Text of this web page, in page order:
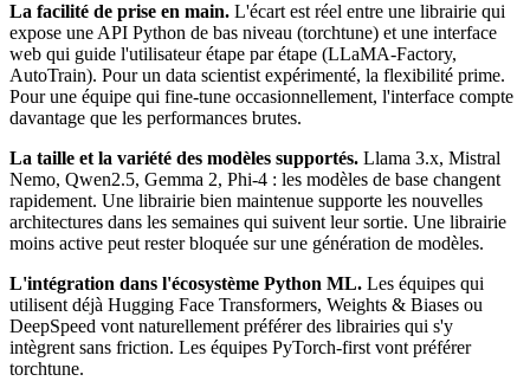
La facilité de prise en main. L'écart est réel entre une librairie qui
expose une API Python de bas niveau (torchtune) et une interface
web qui guide l'utilisateur étape par étape (LLaMA-Factory,
AutoTrain). Pour un data scientist expérimenté, la flexibilité prime.
Pour une équipe qui fine-tune occasionnellement, l'interface compte
davantage que les performances brutes.
La taille et la variété des modèles supportés. Llama 3.x, Mistral
Nemo, Qwen2.5, Gemma 2, Phi-4 : les modèles de base changent
rapidement. Une librairie bien maintenue supporte les nouvelles
architectures dans les semaines qui suivent leur sortie. Une librairie
moins active peut rester bloquée sur une génération de modèles.
L'intégration dans l'écosystème Python ML. Les équipes qui
utilisent déjà Hugging Face Transformers, Weights & Biases ou
DeepSpeed vont naturellement préférer des librairies qui s'y
intègrent sans friction. Les équipes PyTorch-first vont préférer
torchtune.